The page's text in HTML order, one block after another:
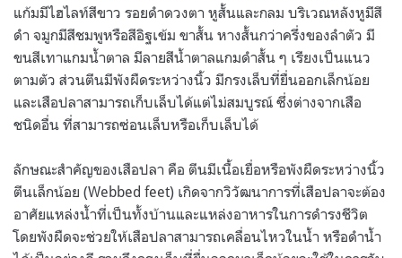
แก้มมีไฮไลท์สีขาว รอยดำดวงตา หูสั้นและกลม บริเวณหลังหูมีสี
ดำ จมูกมีสีชมพูหรือสีอิฐเข้ม ขาสั้น หางสั้นกว่าครึ่งของลำตัว มี
ขนสีเทาแกมน้ำตาล มีลายสีน้ำตาลแกมดำสั้น ๆ เรียงเป็นแนว
ตามตัว ส่วนตีนมีพังผืดระหว่างนิ้ว มีกรงเล็บที่ยื่นออกเล็กน้อย
และเสือปลาสามารถเก็บเล็บได้แต่ไม่สมบูรณ์ ซึ่งต่างจากเสือ
ชนิดอื่น ที่สามารถซ่อนเล็บหรือเก็บเล็บได้
ลักษณะสำคัญของเสือปลา คือ ตีนมีเนื้อเยื่อหรือพังผืดระหว่างนิ้ว
ตีนเล็กน้อย (Webbed feet) เกิดจากวิวัฒนาการที่เสือปลาจะต้อง
อาศัยแหล่งน้ำที่เป็นทั้งบ้านและแหล่งอาหารในการดำรงชีวิต
โดยพังผืดจะช่วยให้เสือปลาสามารถเคลื่อนไหวในน้ำ หรือดำน้ำ